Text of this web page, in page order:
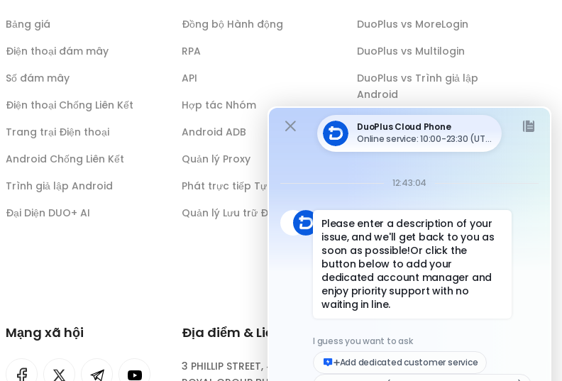
Bảng giá
Điện thoại đám mây
Số đám mây
Điện thoại Chống Liên Kết
Trang trại Điện thoại
Android Chống Liên Kết
Trình giả lập Android
Đại Diện DUO+ AI
Đồng bộ Hành động
RPA
API
Hợp tác Nhóm
Android ADB
Quản lý Proxy
Phát trực tiếp Tự động
Quản lý Lưu trữ Đám mây
DuoPlus vs MoreLogin
DuoPlus vs Multilogin
DuoPlus vs Trình giả lập
Android
DuoPlus vs Antidetect Browser
DuoPlus vs Điện thoại vật lý
Mạng xã hội Địa điểm & Liên hệ
3 PHILLIP STREET, #10-04,
Trung tâm Hỗ trợ